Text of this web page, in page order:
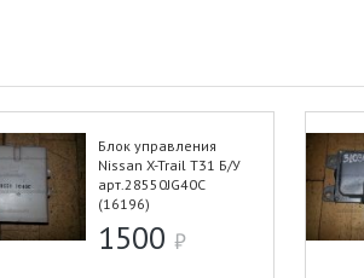
Блок управления
Nissan X-Trail T31 Б/У
арт.28550JG40C
(16196)
1500